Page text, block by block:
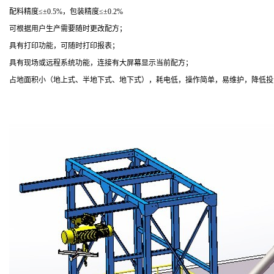
配料精度≤±0.5%，包装精度≤±0.2%
可根据用户生产需要随时更改配方；
具有打印功能，可随时打印报表；
具有现场或远程系统功能，连接有大屏幕显示当前配方；
占地面积小（地上式、半地下式、地下式），耗电低，操作简单，易维护，降低